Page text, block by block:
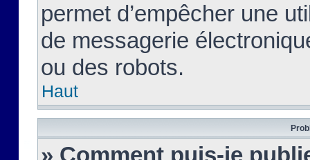
permet d’empêcher une
de messagerie
ou des robots.
Haut
» Comment puis-je